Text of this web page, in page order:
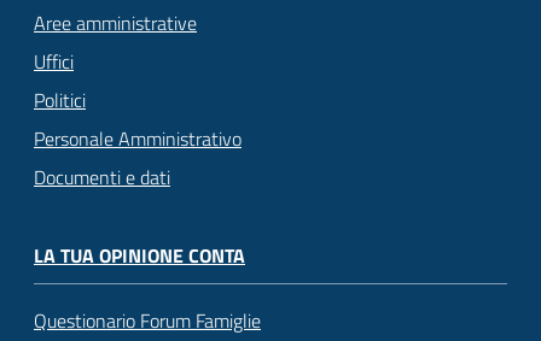
Aree amministrative
Uffici
Politici
Personale Amministrativo
Documenti e dati
LA TUA OPINIONE CONTA
Questionario Forum Famiglie